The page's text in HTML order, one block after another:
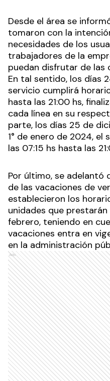
Desde el área se
tomaron con la
necesidades de los
trabajadores de la
puedan disfrutar de las
En tal sentido, los días
servicio cumplirá
hasta las 21:00 hs,
cada línea en su
parte, los días 25 de
1° de enero de 2024,
las 07:15 hs hasta las
Por último, se adelantó
de las vacaciones de
establecieron los
unidades que
febrero, teniendo en
vacaciones entra en
en la administración
Ads